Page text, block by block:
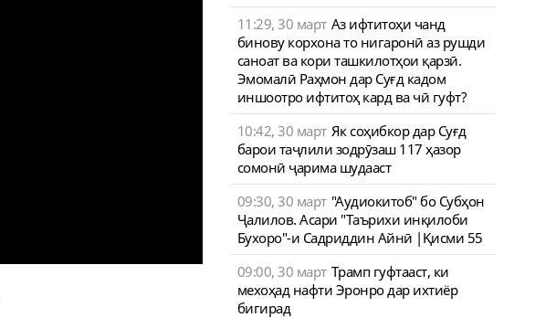
11:29, 30 март Аз ифтитоҳи чанд
бинову корхона то нигаронӣ аз рушди
саноат ва кори ташкилотҳои қарзӣ.
Эмомалӣ Раҳмон дар Суғд кадом
иншоотро ифтитоҳ кард ва чӣ гуфт?
10:42, 30 март Як соҳибкор дар Суғд
барои таҷлили зодрӯзаш 117 ҳазор
сомонӣ ҷарима шудааст
09:30, 30 март "Аудиокитоб" бо Субҳон
Ҷалилов. Асари "Таърихи инқилоби
Бухоро"-и Садриддин Айнӣ |Қисми 55
09:00, 30 март Трамп гуфтааст, ки
мехоҳад нафти Эронро дар ихтиёр
бигирад